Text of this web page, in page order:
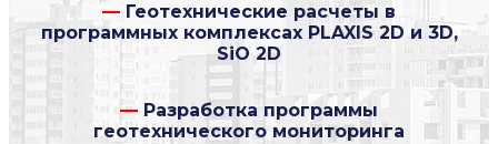
— Геотехнические расчеты в
программных комплексах PLAXIS 2D и 3D,
SiO 2D
— Разработка программы
геотехнического мониторинга